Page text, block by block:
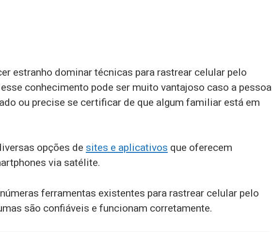
estranho dominar técnicas para rastrear celular pelo
conhecimento pode ser muito vantajoso caso a pessoa
ou precise se certificar de que algum familiar está em
opções de sites e aplicativos que oferecem
via satélite.
ferramentas existentes para rastrear celular pelo
são confiáveis e funcionam corretamente.